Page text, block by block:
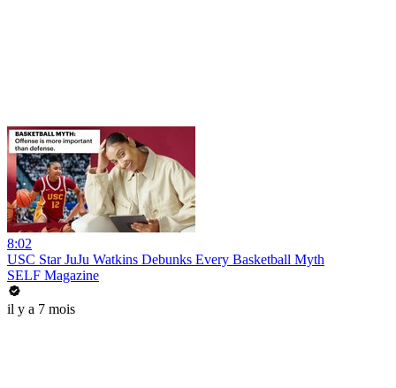
8:02
USC Star JuJu Watkins Debunks Every Basketball Myth
SELF Magazine
il y a 7 mois